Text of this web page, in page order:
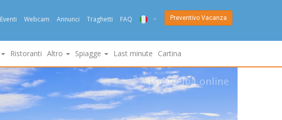
Eventi Webcam Annunci Traghetti FAQ
ENG
DEU
NED
Preventivo Vacanza
Ristoranti Altro Spiagge Last minute Cartina